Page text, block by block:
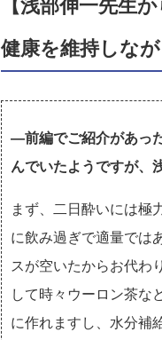
【浅部伸一先生
健康を維持しな
―前編でご紹介があっ
んでいたようですが、
まず、二日酔いには極
に飲み過ぎで適量では
スが空いたからお代わ
して時々ウーロン茶な
に作れますし、水分補